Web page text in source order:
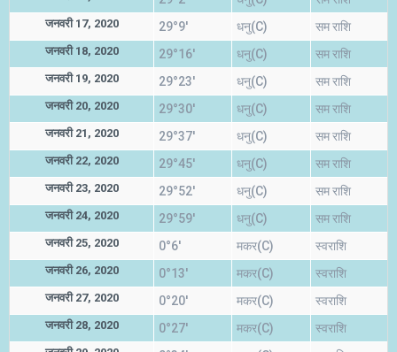
जनवरी 17, 2020 29°9' धनु(C) सम राशि
जनवरी 18, 2020 29°16' धनु(C) सम राशि
जनवरी 19, 2020 29°23' धनु(C) सम राशि
जनवरी 20, 2020 29°30' धनु(C) सम राशि
जनवरी 21, 2020 29°37' धनु(C) सम राशि
जनवरी 22, 2020 29°45' धनु(C) सम राशि
जनवरी 23, 2020 29°52' धनु(C) सम राशि
जनवरी 24, 2020 29°59' धनु(C) सम राशि
जनवरी 25, 2020 0°6' मकर(C) स्वराशि
जनवरी 26, 2020 0°13' मकर(C) स्वराशि
जनवरी 27, 2020 0°20' मकर(C) स्वराशि
जनवरी 28, 2020 0°27' मकर(C) स्वराशि